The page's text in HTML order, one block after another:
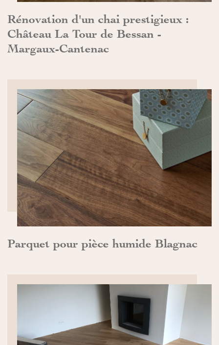
Rénovation d'un chai prestigieux :
Château La Tour de Bessan -
Margaux-Cantenac
Parquet pour pièce humide Blagnac
DÉCOUVRIR>>